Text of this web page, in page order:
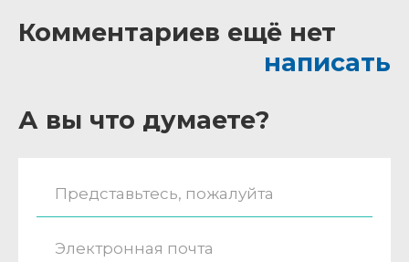
Комментариев ещё нет
написать
А вы что думаете?